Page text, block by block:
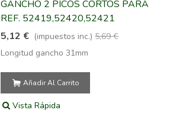
GANCHO 2 PICOS CORTOS PARA
REF. 52419,52420,52421
5,12 € (impuestos inc.) 5,69 €
Longitud gancho 31mm
Añadir Al Carrito
Vista Rápida